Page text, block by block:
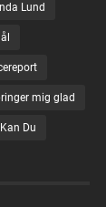
Lund
mig glad
Du